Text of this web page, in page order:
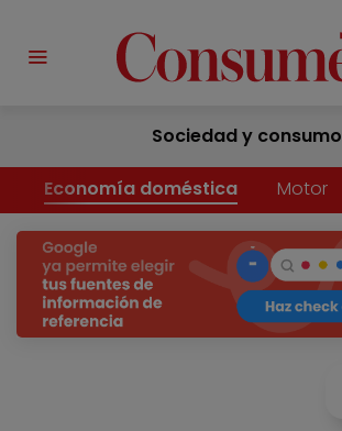
Sociedad y consumo
Economía doméstica Motor